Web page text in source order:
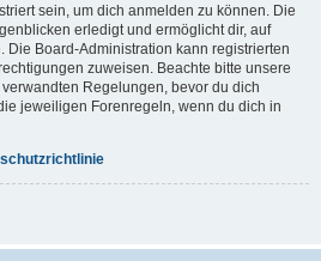
sein, um dich anmelden zu können. Die
erledigt und ermöglicht dir, auf
Die Board-Administration kann registrierten
zuweisen. Beachte bitte unsere
Regelungen, bevor du dich
jeweiligen Forenregeln, wenn du dich in